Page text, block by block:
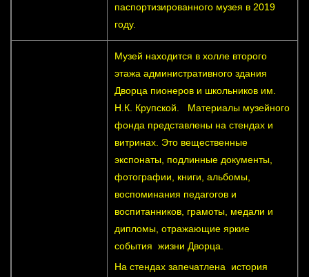
паспортизированного музея в 2019
году.
Музей находится в холле второго
этажа административного здания
Дворца пионеров и школьников им.
Н.К. Крупской. Материалы музейного
фонда представлены на стендах и
витринах. Это вещественные
экспонаты, подлинные документы,
фотографии, книги, альбомы,
воспоминания педагогов и
воспитанников, грамоты, медали и
дипломы, отражающие яркие
события жизни Дворца.
На стендах запечатлена история